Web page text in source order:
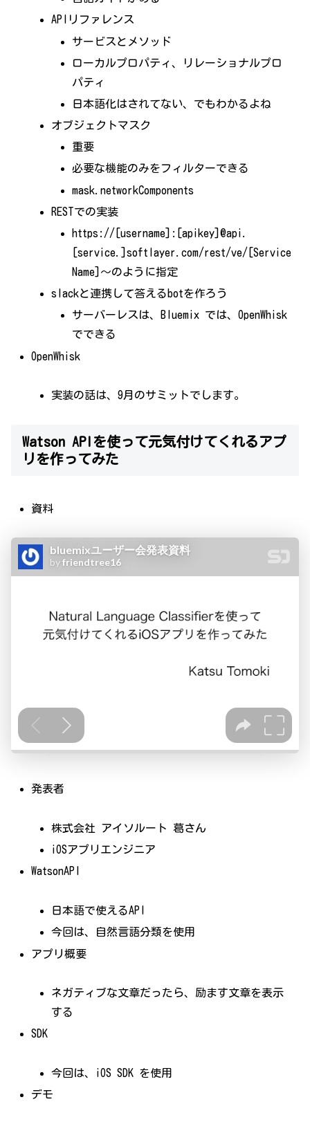
APIリファレンス
サービスとメソッド
ローカルプロパティ、リレーショナルプロ
パティ
日本語化はされてない、でもわかるよね
オブジェクトマスク
重要
必要な機能のみをフィルターできる
mask.networkComponents
RESTでの実装
https://[username]:[apikey]@api.
[service.]softlayer.com/rest/ve/[Service
Name]〜のように指定
slackと連携して答えるbotを作ろう
サーバーレスは、Bluemix では、OpenWhisk
でできる
OpenWhisk
実装の話は、9月のサミットでします。
Watson APIを使って元気付けてくれるアプ
リを作ってみた
資料
発表者
株式会社 アイソルート 葛さん
iOSアプリエンジニア
WatsonAPI
日本語で使えるAPI
今回は、自然言語分類を使用
アプリ概要
ネガティブな文章だったら、励ます文章を表示
する
SDK
今回は、iOS SDK を使用
デモ